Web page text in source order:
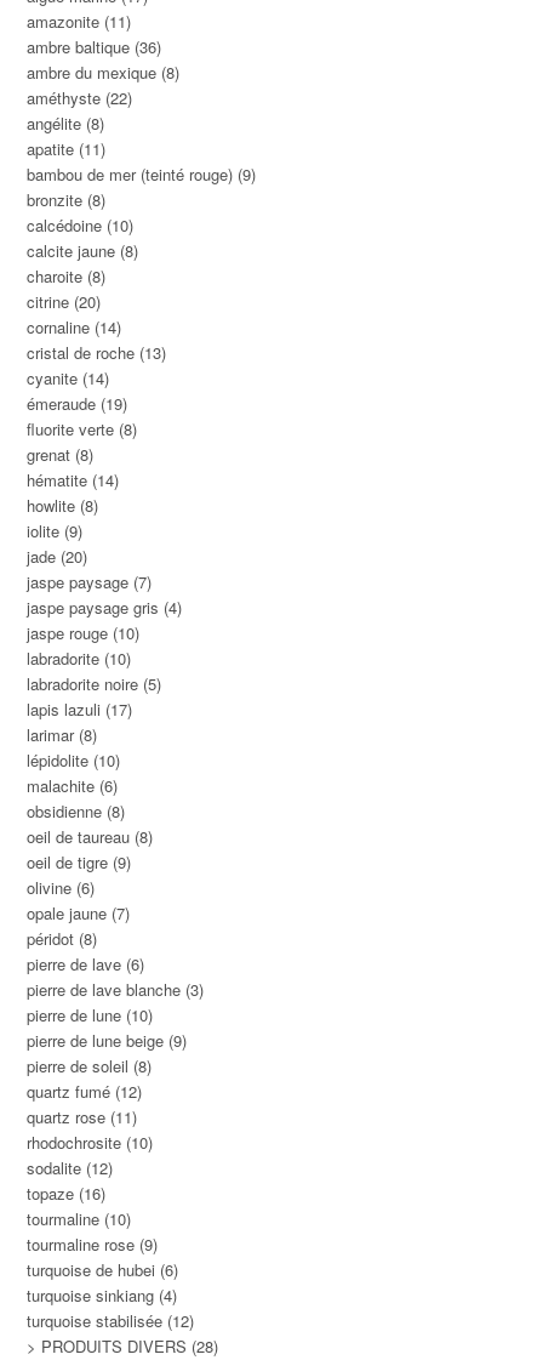
amazonite (11)
ambre baltique (36)
ambre du mexique (8)
améthyste (22)
angélite (8)
apatite (11)
bambou de mer (teinté rouge) (9)
bronzite (8)
calcédoine (10)
calcite jaune (8)
charoite (8)
citrine (20)
cornaline (14)
cristal de roche (13)
cyanite (14)
émeraude (19)
fluorite verte (8)
grenat (8)
hématite (14)
howlite (8)
iolite (9)
jade (20)
jaspe paysage (7)
jaspe paysage gris (4)
jaspe rouge (10)
labradorite (10)
labradorite noire (5)
lapis lazuli (17)
larimar (8)
lépidolite (10)
malachite (6)
obsidienne (8)
oeil de taureau (8)
oeil de tigre (9)
olivine (6)
opale jaune (7)
péridot (8)
pierre de lave (6)
pierre de lave blanche (3)
pierre de lune (10)
pierre de lune beige (9)
pierre de soleil (8)
quartz fumé (12)
quartz rose (11)
rhodochrosite (10)
sodalite (12)
topaze (16)
tourmaline (10)
tourmaline rose (9)
turquoise de hubei (6)
turquoise sinkiang (4)
turquoise stabilisée (12)
> PRODUITS DIVERS (28)